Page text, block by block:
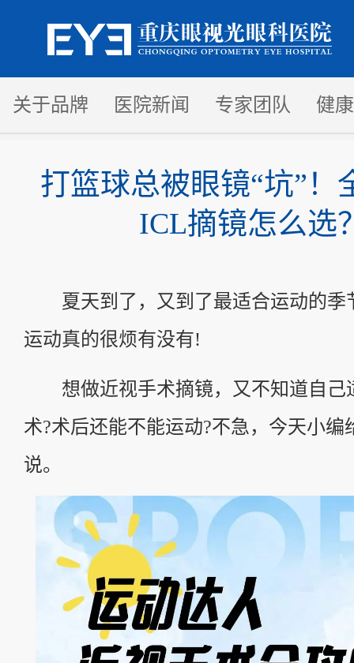
关于品牌 医院新闻 专家团队 健
打篮球总被眼镜“坑”！
ICL摘镜怎么选
夏天到了，又到了最适合运动的季
运动真的很烦有没有!
想做近视手术摘镜，又不知道自己
术?术后还能不能运动?不急，今天小编
说。